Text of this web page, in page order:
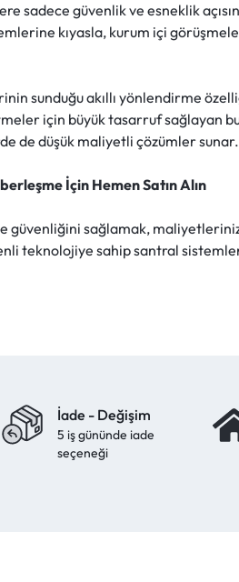
sadece güvenlik ve esneklik
kıyasla, kurum içi
sunduğu akıllı yönlendirme
için büyük tasarruf sağlayan
de düşük maliyetli çözümler sunar.
İçin Hemen Satın Alın
güvenliğini sağlamak,
teknolojiye sahip santral
İade - Değişim
5 iş gününde iade
seçeneği